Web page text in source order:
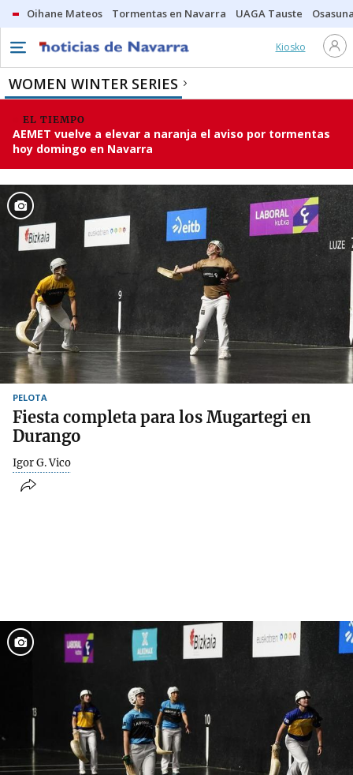
Oihane Mateos Tormentas en Navarra UAGA Tauste
Kiosko
WOMEN WINTER SERIES
EL TIEMPO
AEMET vuelve a elevar a naranja el aviso por tormentas
hoy domingo en Navarra
PELOTA
Fiesta completa para los Mugartegi en
Durango
Igor G. Vico